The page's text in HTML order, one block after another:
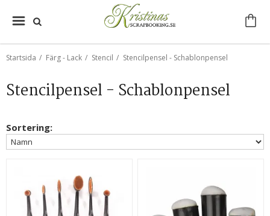
Startsida / Färg - Lack / Stencil / Stencilpensel - Schablonpensel
Stencilpensel - Schablonpensel
Sortering: